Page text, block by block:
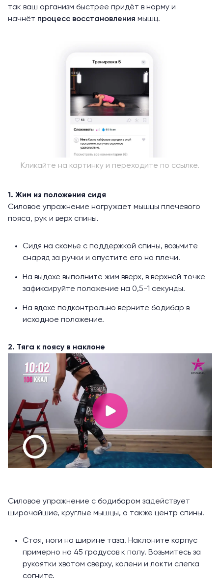
так ваш организм быстрее придёт в норму и
начнёт процесс восстановления мышц.
Кликайте на картинку и переходите по ссылке.
1. Жим из положения сидя
Силовое упражнение нагружает мышцы плечевого
пояса, рук и верх спины.
Сидя на скамье с поддержкой спины, возьмите
снаряд за ручки и опустите его на плечи.
На выдохе выполните жим вверх, в верхней точке
зафиксируйте положение на 0,5-1 секунды.
На вдохе подконтрольно верните бодибар в
исходное положение.
2. Тяга к поясу в наклоне
Силовое упражнение с бодибаром задействует
широчайшие, круглые мышцы, а также центр спины.
Стоя, ноги на ширине таза. Наклоните корпус
примерно на 45 градусов к полу. Возьмитесь за
рукоятки хватом сверху, колени и локти слегка
согните.